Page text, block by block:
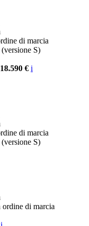
di marcia
(versione S)
€ i
di marcia
(versione S)
ordine di marcia